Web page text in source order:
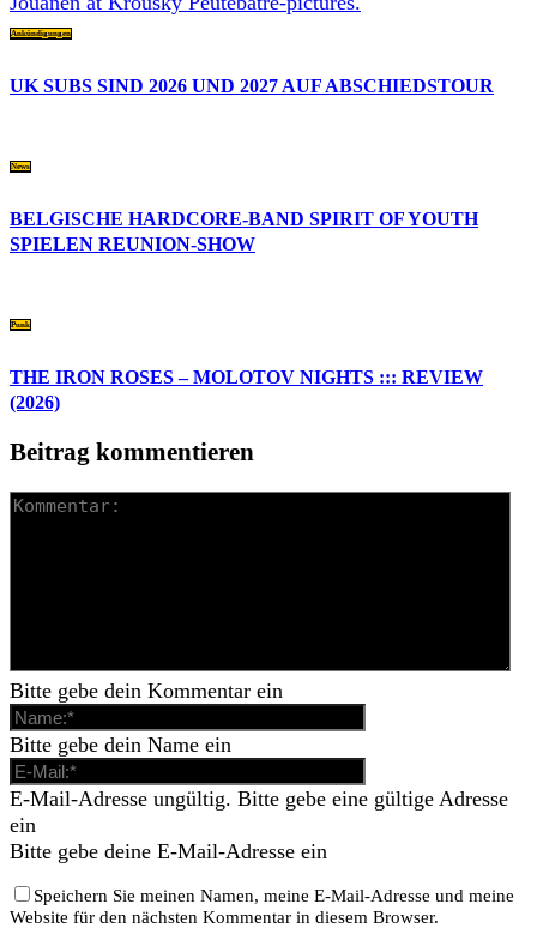
Ankündigungen
UK SUBS SIND 2026 UND 2027 AUF ABSCHIEDSTOUR
News
BELGISCHE HARDCORE-BAND SPIRIT OF YOUTH
SPIELEN REUNION-SHOW
Punk
THE IRON ROSES – MOLOTOV NIGHTS ::: REVIEW
(2026)
Beitrag kommentieren
Bitte gebe dein Kommentar ein
Bitte gebe dein Name ein
E-Mail-Adresse ungültig. Bitte gebe eine gültige Adresse
ein
Bitte gebe deine E-Mail-Adresse ein
Speichern Sie meinen Namen, meine E-Mail-Adresse und meine
Website für den nächsten Kommentar in diesem Browser.